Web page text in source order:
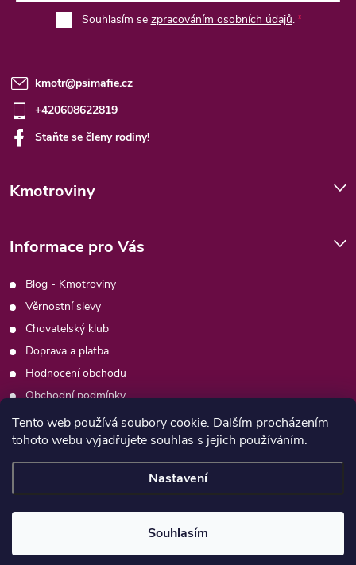
Tento web používá soubory cookie. Dalším procházením
tohoto webu vyjadřujete souhlas s jejich používáním.
Nastavení
Souhlasím
Souhlasím se zpracováním osobních údajů.
kmotr@psimafie.cz
+420608622819
Staňte se členy rodiny!
Kmotroviny
Informace pro Vás
Blog - Kmotroviny
Věrnostní slevy
Chovatelský klub
Doprava a platba
Hodnocení obchodu
Obchodní podmínky
Podmínky ochrany osobních údajů
Kontakty
Moje objednávka
Copyright 2026Psimafie.cz. Všechna práva vyhrazena.